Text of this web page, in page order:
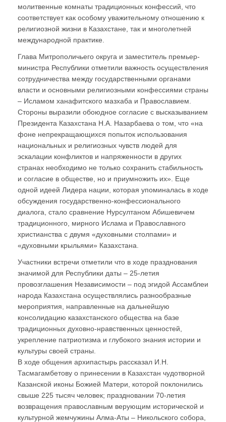
молитвенные комнаты традиционных конфессий, что
соответствует как особому уважительному отношению к
религиозной жизни в Казахстане, так и многолетней
международной практике.
Глава Митрополичьего округа и заместитель премьер-
министра Республики отметили важность осуществления
сотрудничества между государственными органами
власти и основными религиозными конфессиями страны
– Исламом ханафитского мазхаба и Православием.
Стороны выразили обоюдное согласие с высказыванием
Президента Казахстана Н.А. Назарбаева о том, что «на
фоне непрекращающихся попыток использования
национальных и религиозных чувств людей для
эскалации конфликтов и напряженности в других
странах необходимо не только сохранить стабильность
и согласие в обществе, но и приумножить их». Еще
одной идеей Лидера нации, которая упоминалась в ходе
обсуждения государственно-конфессионального
диалога, стало сравнение Нурсултаном Абишевичем
традиционного, мирного Ислама и Православного
христианства с двумя «духовными столпами» и
«духовными крыльями» Казахстана.
Участники встречи отметили что в ходе празднования
значимой для Республики даты – 25-летия
провозглашения Независимости – под эгидой Ассамблеи
народа Казахстана осуществлялись разнообразные
мероприятия, направленные на дальнейшую
консолидацию казахстанского общества на базе
традиционных духовно-нравственных ценностей,
укрепление патриотизма и глубокого знания истории и
культуры своей страны.
В ходе общения архипастырь рассказал И.Н.
Тасмагамбетову о принесении в Казахстан чудотворной
Казанской иконы Божией Матери, которой поклонились
свыше 225 тысяч человек; праздновании 70-летия
возвращения православным верующим исторической и
культурной жемчужины Алма-Аты – Никольского собора,